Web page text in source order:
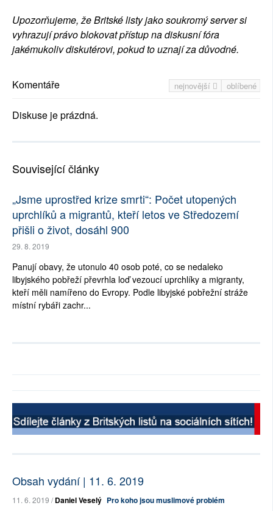
Upozorňujeme, že Britské listy jako soukromý server si
vyhrazují právo blokovat přístup na diskusní fóra
jakémukoliv diskutérovi, pokud to uznají za důvodné.
nejnovější oblíbené
Komentáře
Diskuse je prázdná.
Související články
„Jsme uprostřed krize smrti“: Počet utopených
uprchlíků a migrantů, kteří letos ve Středozemí
přišli o život, dosáhl 900
29. 8. 2019
Panují obavy, že utonulo 40 osob poté, co se nedaleko
libyjského pobřeží převrhla loď vezoucí uprchlíky a migranty,
kteří měli namířeno do Evropy. Podle libyjské pobřežní stráže
místní rybáři zachr...
Obsah vydání | 11. 6. 2019
11. 6. 2019 /Daniel Veselý Pro koho jsou muslimové problém